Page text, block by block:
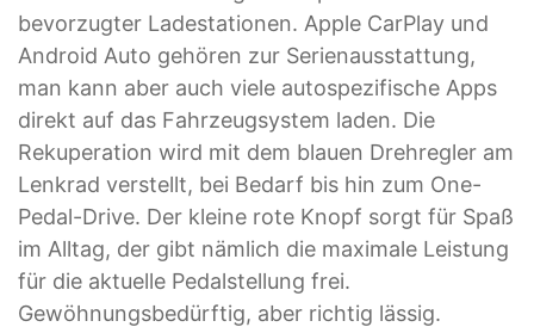
bevorzugter Ladestationen. Apple CarPlay und
Android Auto gehören zur Serienaus­stattung,
man kann aber auch viele autospezifische Apps
direkt auf das Fahrzeugsystem laden. Die
Rekuperation wird mit dem blauen Drehregler am
Lenkrad verstellt, bei Bedarf bis hin zum One-
Pedal-Drive. Der kleine rote Knopf sorgt für Spaß
im Alltag, der gibt nämlich die maximale Leistung
für die aktuelle Pedalstellung frei.
Gewöhnungsbedürftig, aber richtig lässig.